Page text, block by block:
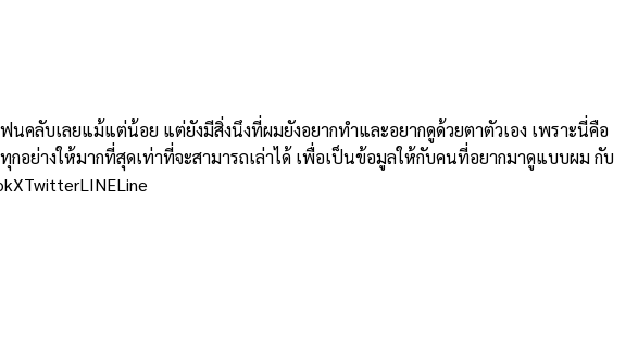
คลับเลยแม้แต่น้อย แต่ยังมีสิ่งนึงที่ผมยังอยากทำและอยากดูด้วยตาตัวเอง เพราะนี่คือ
ย่างให้มากที่สุดเท่าที่จะสามารถเล่าได้ เพื่อเป็นข้อมูลให้กับคนที่อยากมาดูแบบผม กับ